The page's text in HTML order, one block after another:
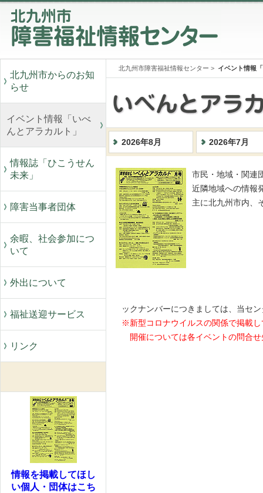
北九州市からのお知
らせ
イベント情報「いべ
んとアラカルト」
情報誌「ひこうせん
未来」
障害当事者団体
余暇、社会参加につ
いて
外出について
福祉送迎サービス
リンク
情報を掲載してほし
い個人・団体はこち
北九州市障害福祉情報センター > イベント情報
2026年8月 2026年7月
市民・地域・関連
近隣地域への情報
主に北九州市内、
ックナンバーにつきましては、当セ
※新型コロナウイルスの関係で掲載
開催については各イベントの問合